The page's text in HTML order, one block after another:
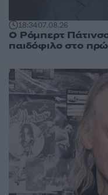
18:3407.08.26
Ο Ρόμπερτ
παιδόφιλο στο